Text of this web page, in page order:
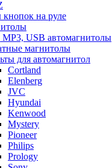
на руле
USB автомагнитолы
магнитолы
для автомагнитол
Cortland
Elenberg
JVC
Hyundai
Kenwood
Mystery
Pioneer
Philips
Prology